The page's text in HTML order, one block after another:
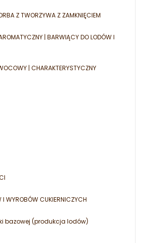
Z TWORZYWA Z ZAMKNIĘCIEM
| BARWIĄCY DO LODÓW I
| CHARAKTERYSTYCZNY
I WYROBÓW CUKIERNICZYCH
bazowej (produkcja lodów)